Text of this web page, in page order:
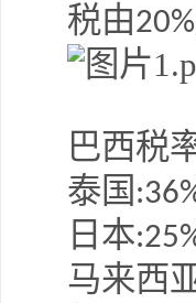
税由20%
巴西税
泰国
日本
马来西